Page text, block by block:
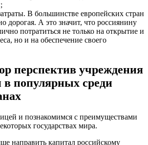
В большинстве европейских стран
дорогая. А это значит, что россиянину
потратиться не только на открытие и
но и на обеспечение своего
перспектив учреждения
в популярных среди
и познакомимся с преимуществами
государствах мира.
направить капитал российскому